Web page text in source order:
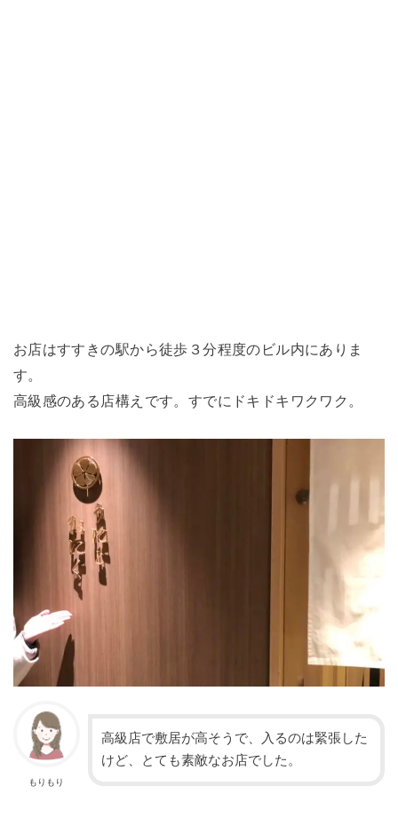
お店はすすきの駅から徒歩３分程度のビル内にありま
す。
高級感のある店構えです。すでにドキドキワクワク。
もりもり
高級店で敷居が高そうで、入るのは緊張した
けど、とても素敵なお店でした。